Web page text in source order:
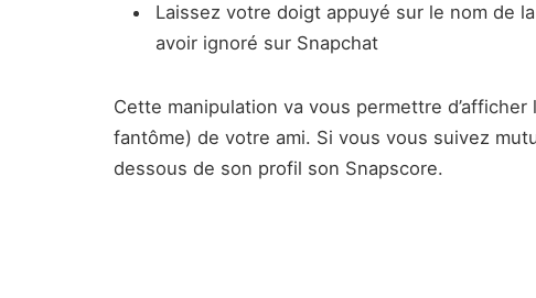
Laissez votre doigt appuyé sur le nom de
avoir ignoré sur Snapchat
Cette manipulation va vous permettre
fantôme) de votre ami. Si vous vous suivez
dessous de son profil son Snapscore.